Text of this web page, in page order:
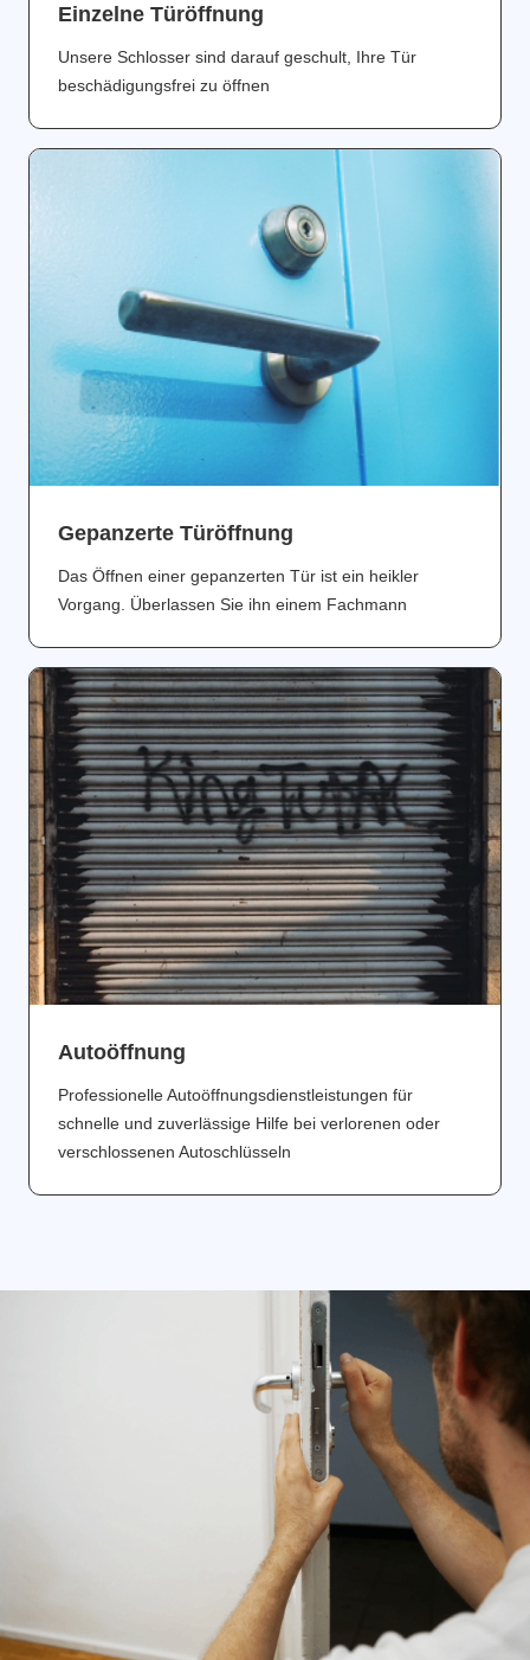
Einzelne Türöffnung
Unsere Schlosser sind darauf geschult, Ihre Tür
beschädigungsfrei zu öffnen
Gepanzerte Türöffnung
Das Öffnen einer gepanzerten Tür ist ein heikler
Vorgang. Überlassen Sie ihn einem Fachmann
Аutoöffnung
Professionelle Autoöffnungsdienstleistungen für
schnelle und zuverlässige Hilfe bei verlorenen oder
verschlossenen Autoschlüsseln